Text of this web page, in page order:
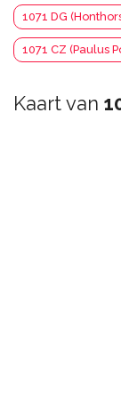
1071 DG
1071 CZ (Paulus
Kaart van